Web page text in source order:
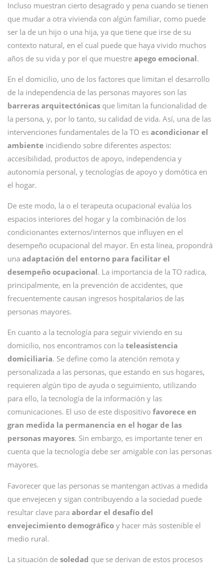
Incluso muestran cierto desagrado y pena cuando se tienen
que mudar a otra vivienda con algún familiar, como puede
ser la de un hijo o una hija, ya que tiene que irse de su
contexto natural, en el cual puede que haya vivido muchos
años de su vida y por el que muestre apego emocional.
En el domicilio, uno de los factores que limitan el desarrollo
de la independencia de las personas mayores son las
barreras arquitectónicas que limitan la funcionalidad de
la persona, y, por lo tanto, su calidad de vida. Así, una de las
intervenciones fundamentales de la TO es acondicionar el
ambiente incidiendo sobre diferentes aspectos:
accesibilidad, productos de apoyo, independencia y
autonomía personal, y tecnologías de apoyo y domótica en
el hogar.
De este modo, la o el terapeuta ocupacional evalúa los
espacios interiores del hogar y la combinación de los
condicionantes externos/internos que influyen en el
desempeño ocupacional del mayor. En esta línea, propondrá
una adaptación del entorno para facilitar el
desempeño ocupacional. La importancia de la TO radica,
principalmente, en la prevención de accidentes, que
frecuentemente causan ingresos hospitalarios de las
personas mayores.
En cuanto a la tecnología para seguir viviendo en su
domicilio, nos encontramos con la teleasistencia
domiciliaria. Se define como la atención remota y
personalizada a las personas, que estando en sus hogares,
requieren algún tipo de ayuda o seguimiento, utilizando
para ello, la tecnología de la información y las
comunicaciones. El uso de este dispositivo favorece en
gran medida la permanencia en el hogar de las
personas mayores. Sin embargo, es importante tener en
cuenta que la tecnología debe ser amigable con las personas
mayores.
Favorecer que las personas se mantengan activas a medida
que envejecen y sigan contribuyendo a la sociedad puede
resultar clave para abordar el desafío del
envejecimiento demográfico y hacer más sostenible el
medio rural.
La situación de soledad que se derivan de estos procesos